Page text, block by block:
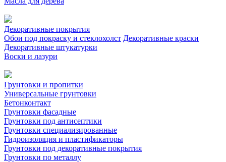
Декоративные покрытия
Обои под покраску и стеклохолст Декоративные краски
Декоративные штукатурки
Воски и лазури
Грунтовки и пропитки
Универсальные грунтовки
Бетонконтакт
Грунтовки фасадные
Грунтовки под антисептики
Грунтовки специализированные
Гидроизоляция и пластификаторы
Грунтовки под декоративные покрытия
Грунтовки по металлу